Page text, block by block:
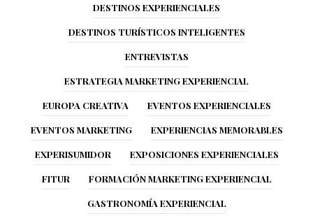
DESTINOS EXPERIENCIALES
DESTINOS TURÍSTICOS INTELIGENTES
ENTREVISTAS
ESTRATEGIA MARKETING EXPERIENCIAL
EUROPA CREATIVA EVENTOS EXPERIENCIALES
EVENTOS MARKETING EXPERIENCIAS MEMORABLES
EXPERISUMIDOR EXPOSICIONES EXPERIENCIALES
FITUR FORMACIÓN MARKETING EXPERIENCIAL
GASTRONOMÍA EXPERIENCIAL